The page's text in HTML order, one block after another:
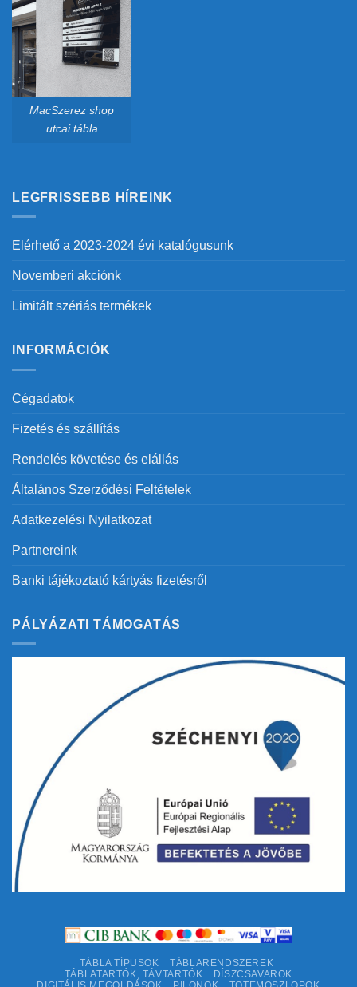
MacSzerez shop
utcai tábla
LEGFRISSEBB HÍREINK
Elérhető a 2023-2024 évi katalógusunk
Novemberi akciónk
Limitált szériás termékek
INFORMÁCIÓK
Cégadatok
Fizetés és szállítás
Rendelés követése és elállás
Általános Szerződési Feltételek
Adatkezelési Nyilatkozat
Partnereink
Banki tájékoztató kártyás fizetésről
PÁLYÁZATI TÁMOGATÁS
TÁBLA TÍPUSOK
TÁBLARENDSZEREK
TÁBLATARTÓK, TÁVTARTÓK
DÍSZCSAVAROK